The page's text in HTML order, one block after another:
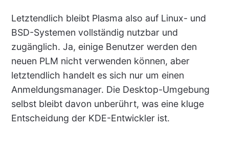
Letztendlich bleibt Plasma also auf Linux- und
BSD-Systemen vollständig nutzbar und
zugänglich. Ja, einige Benutzer werden den
neuen PLM nicht verwenden können, aber
letztendlich handelt es sich nur um einen
Anmeldungsmanager. Die Desktop-Umgebung
selbst bleibt davon unberührt, was eine kluge
Entscheidung der KDE-Entwickler ist.